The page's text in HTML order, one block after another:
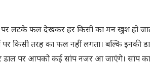
पर लटके फल देखकर हर किसी का मन खुश हो
किसी तरह का फल नहीं लगता। बल्कि इनकी
डाल पर आपको कई सांप नजर आ जाएंगे। सांप